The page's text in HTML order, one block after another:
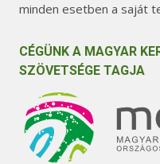
minden esetben a saját
CÉGÜNK A MAGYAR
SZÖVETSÉGE TAGJA